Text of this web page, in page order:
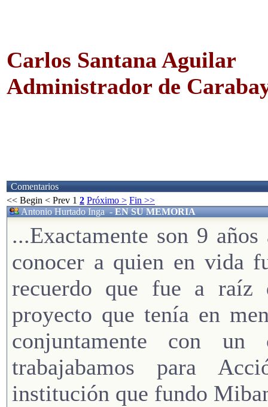
Carlos Santana Aguilar
Administrador de
Comentarios
<< Begin < Prev 1 2 Próximo > Fin >>
Antonio Hurtado Inga-EN SU MEMORIA
...Exactamente son 9
conocer a quien en vida
recuerdo que fue a raíz
proyecto que tenía en
conjuntamente con un
trabajabamos para
institución que fundo